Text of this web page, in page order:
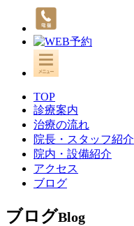
TOP
診療案内
治療の流れ
院長・スタッフ紹介
院内・設備紹介
アクセス
ブログ
ブログBlog